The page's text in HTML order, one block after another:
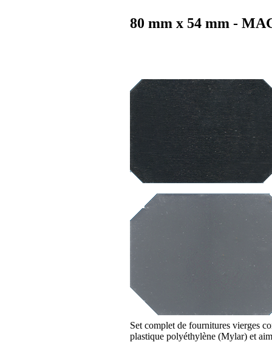
80 mm x 54 mm -
Set complet de fournitures vierges
plastique polyéthylène (Mylar) et